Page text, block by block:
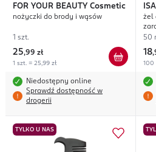
FOR YOUR BEAUTY Cosmetic
nożyczki do brody i wąsów
1 szt.
25,99 zł
1 szt. = 25,99 zł
Niedostępny online
Sprawdź dostępność w
drogerii
żel
50
18,
100
TYLKO U NAS